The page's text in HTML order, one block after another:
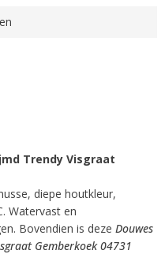
Trendy Visgraat
diepe houtkleur,
Watervast en
Bovendien is deze Douwes
Gemberkoek 04731